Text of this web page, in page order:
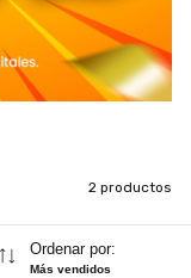
2 productos
Ordenar por:
Más vendidos